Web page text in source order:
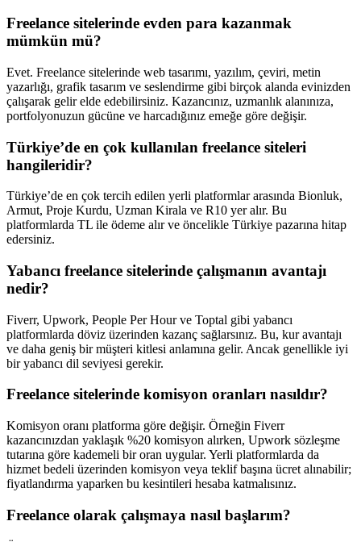
Freelance sitelerinde evden para kazanmak
mümkün mü?
Evet. Freelance sitelerinde web tasarımı, yazılım, çeviri, metin
yazarlığı, grafik tasarım ve seslendirme gibi birçok alanda evinizden
çalışarak gelir elde edebilirsiniz. Kazancınız, uzmanlık alanınıza,
portfolyonuzun gücüne ve harcadığınız emeğe göre değişir.
Türkiye’de en çok kullanılan freelance siteleri
hangileridir?
Türkiye’de en çok tercih edilen yerli platformlar arasında Bionluk,
Armut, Proje Kurdu, Uzman Kirala ve R10 yer alır. Bu
platformlarda TL ile ödeme alır ve öncelikle Türkiye pazarına hitap
edersiniz.
Yabancı freelance sitelerinde çalışmanın avantajı
nedir?
Fiverr, Upwork, People Per Hour ve Toptal gibi yabancı
platformlarda döviz üzerinden kazanç sağlarsınız. Bu, kur avantajı
ve daha geniş bir müşteri kitlesi anlamına gelir. Ancak genellikle iyi
bir yabancı dil seviyesi gerekir.
Freelance sitelerinde komisyon oranları nasıldır?
Komisyon oranı platforma göre değişir. Örneğin Fiverr
kazancınızdan yaklaşık %20 komisyon alırken, Upwork sözleşme
tutarına göre kademeli bir oran uygular. Yerli platformlarda da
hizmet bedeli üzerinden komisyon veya teklif başına ücret alınabilir;
fiyatlandırma yaparken bu kesintileri hesaba katmalısınız.
Freelance olarak çalışmaya nasıl başlarım?